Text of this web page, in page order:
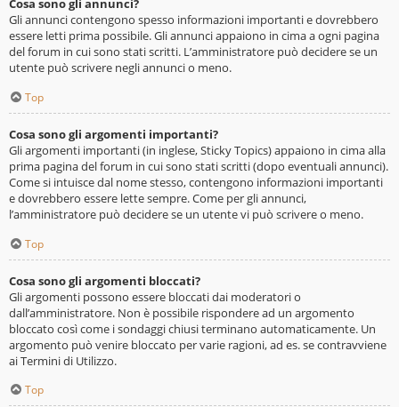
Cosa sono gli annunci?
Gli annunci contengono spesso informazioni importanti e dovrebbero
essere letti prima possibile. Gli annunci appaiono in cima a ogni pagina
del forum in cui sono stati scritti. L’amministratore può decidere se un
utente può scrivere negli annunci o meno.
Top
Cosa sono gli argomenti importanti?
Gli argomenti importanti (in inglese, Sticky Topics) appaiono in cima alla
prima pagina del forum in cui sono stati scritti (dopo eventuali annunci).
Come si intuisce dal nome stesso, contengono informazioni importanti
e dovrebbero essere lette sempre. Come per gli annunci,
l’amministratore può decidere se un utente vi può scrivere o meno.
Top
Cosa sono gli argomenti bloccati?
Gli argomenti possono essere bloccati dai moderatori o
dall’amministratore. Non è possibile rispondere ad un argomento
bloccato così come i sondaggi chiusi terminano automaticamente. Un
argomento può venire bloccato per varie ragioni, ad es. se contravviene
ai Termini di Utilizzo.
Top